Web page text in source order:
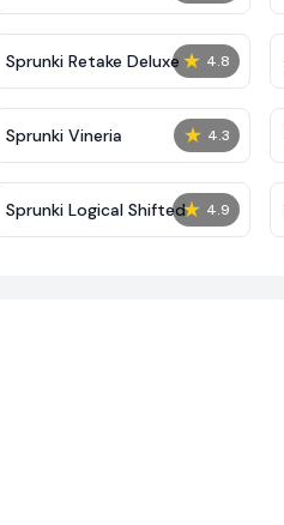
★ 4.8
Sprunki Retake Deluxe
★ 4.3
Sprunki Vineria
★ 4.9
Sprunki Logical Shifted